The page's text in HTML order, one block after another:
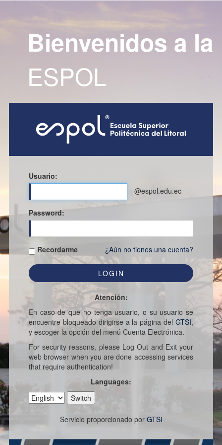
Bienvenidos a la
ESPOL
Usuario:
@espol.edu.ec
Password:
Recordarme ¿Aún no tienes una cuenta?
Atención:
En caso de que no tenga usuario, o su usuario se
encuentre bloqueado dirigirse a la página delGTSI,
y escoger la opción del menú Cuenta Electrónica.
For security reasons, please Log Out and Exit your
web browser when you are done accessing services
that require authentication!
Languages:
Servicio proporcionado por GTSI